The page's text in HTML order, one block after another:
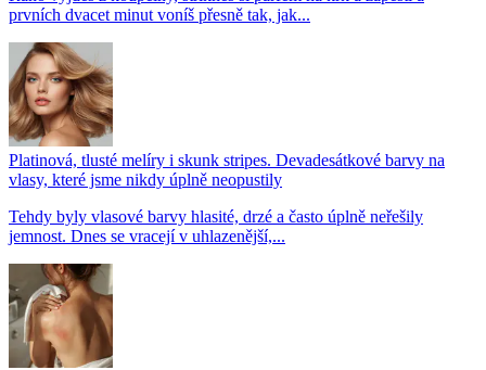
prvních dvacet minut voníš přesně tak, jak...
Platinová, tlusté melíry i skunk stripes. Devadesátkové barvy na
vlasy, které jsme nikdy úplně neopustily
Tehdy byly vlasové barvy hlasité, drzé a často úplně neřešily
jemnost. Dnes se vracejí v uhlazenější,...